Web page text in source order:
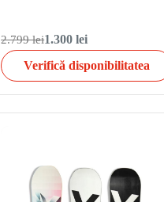
2.799 lei1.300 lei
Verifică disponibilitatea